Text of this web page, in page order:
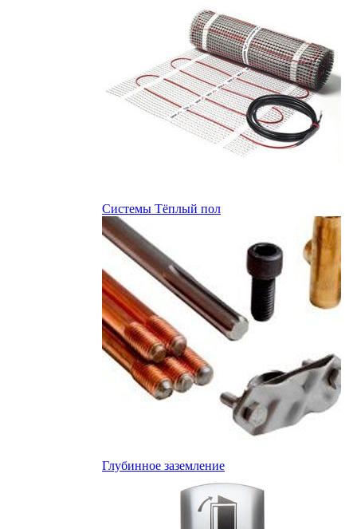
Системы Тёплый пол
Глубинное заземление